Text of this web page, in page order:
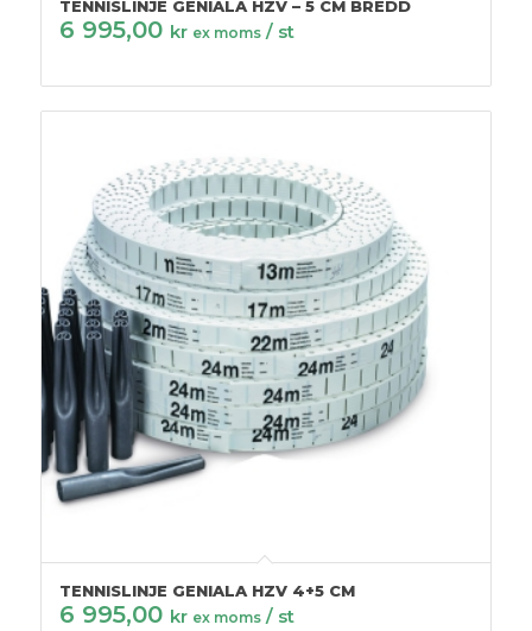
TENNISLINJE GENIALA HZV – 5 CM BREDD
6 995,00 kr ex moms / st
TENNISLINJE GENIALA HZV 4+5 CM
6 995,00 kr ex moms / st